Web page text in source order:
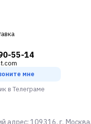
55-14
мне
в Телеграме
адрес: 109316, г.